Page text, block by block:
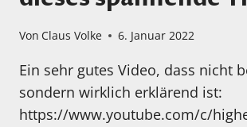
Von Claus Volke 6. Januar 2022
Ein sehr gutes Video, dass nicht
sondern wirklich erklärend ist:
https://www.youtube.com/c/